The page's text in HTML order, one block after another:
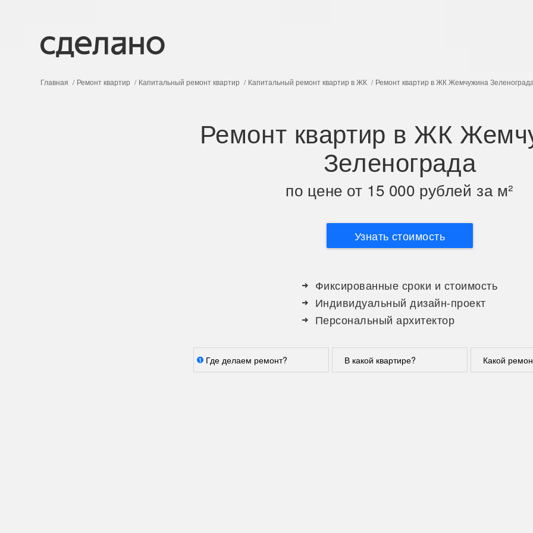
Главная Ремонт квартир Капитальный ремонт квартир Капитальный ремонт квартир в ЖК Ремонт квартир в ЖК Жемчужина
Ремонт квартир в ЖК
Зеленограда
по цене от 15 000 рублей за м²
Узнать стоимость
Фиксированные сроки и стоимость
Индивидуальный дизайн-проект
Персональный архитектор
Где делаем ремонт?
1 В какой квартире? Какой